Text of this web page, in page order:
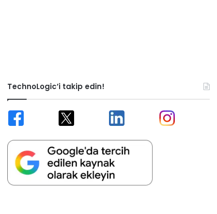
TechnoLogic’i takip edin!